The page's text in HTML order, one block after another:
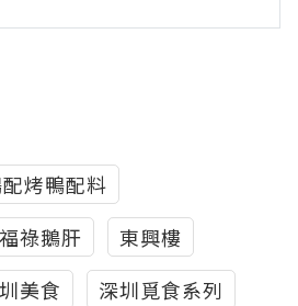
烤鴨配料
福祿鵝肝
東興樓
美食
深圳覓食系列